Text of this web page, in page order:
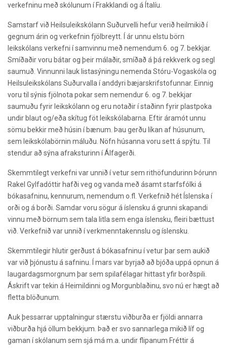
verkefninu með skólunum í Frakklandi og á Ítalíu.
Samstarf við Heilsuleikskólann Suðurvelli hefur verið heilmikið í
gegnum árin og verkefnin fjölbreytt. Í ár unnu elstu börn
leikskólans verkefni í samvinnu með nemendum 6. og 7. bekkjar.
Smíðaðir voru bátar og þeir málaðir, smíðað á þá rekkverk og segl
saumuð. Vinnunni lauk listasýningu nemenda Stóru-Vogaskóla og
Heilsuleikskólans Suðurvalla í anddyri bæjarskrifstofunnar. Einnig
voru til sýnis fjölnota pokar sem nemendur 6. og 7. bekkjar
saumuðu fyrir leikskólann og eru notaðir í staðinn fyrir plastpoka
undir blaut og/eða skítug föt leikskólabarna. Eftir áramót unnu
sömu bekkir með húsin í bænum. Þau gerðu líkan af húsunum,
sem leikskólabörnin máluðu. Nöfn húsanna voru sett á spýtu. Til
stendur að sýna afraksturinn í Álfagerði.
Skemmtilegt verkefni var unnið í vetur sem rithöfundurinn Þórunn
Rakel Gylfadóttir hafði veg og vanda með ásamt starfsfólki á
bókasafninu, kennurum, nemendum o.fl. Verkefnið hét Íslenska í
orði og á borði. Samdar voru sögur á íslensku á grunni skapandi
vinnu með börnum sem tala litla sem enga íslensku, fleiri bættust
við. Verkefnið var unnið í verkmenntakennslu og íslensku.
Skemmtilegir hlutir gerðust á bókasafninu í vetur þar sem aukið
var við þjónustu á safninu. Í mars var byrjað að bjóða uppá opnun á
laugardagsmorgnum þar sem spilafélagar hittast yfir borðspili.
Áskrift var tekin á Heimildinni og Morgunblaðinu, svo nú er hægt að
fletta blöðunum.
Auk þessarrar upptalningur stærstu viðburða er fjöldi annarra
viðburða hjá öllum bekkjum. Það er svo sannarlega mikið líf og
gaman í skólanum sem sjá má m.a. undir flipanum Fréttir á